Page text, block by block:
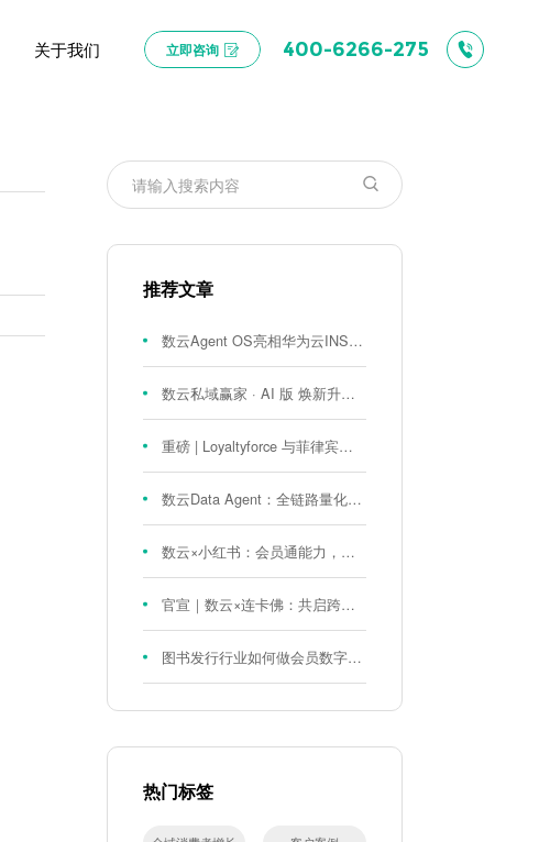
关于我们 立即咨询 400-6266-275
推荐文章
数云Agent OS亮相华为云INSPIRE创想者大会：以AI重构消费者运营与零售营销新范式
数云私域赢家 · AI 版 焕新升级！
重磅 | Loyaltyforce 与菲律宾零售巨头 SM 集团达成战略合作，携手开启 SMAC 会员数智化运营新征程
数云Data Agent：全链路量化评测体系，炼就零售数据分析精准力
数云×小红书：会员通能力，重磅发布！
官宣｜数云×连卡佛：共启跨境会员运营新征程，重塑消费联结新体验
图书发行行业如何做会员数字化?河南新华书店给打了个样！
热门标签